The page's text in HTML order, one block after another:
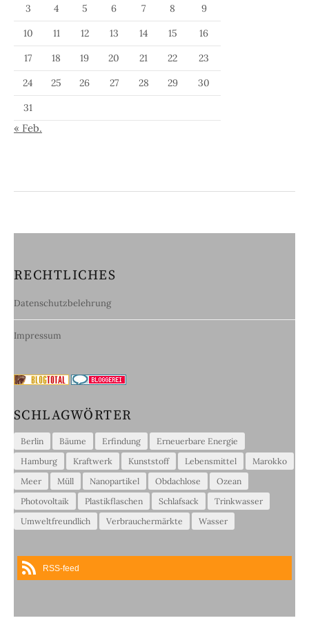
3
4 5 6 7 8
9
10
11 12 13 14 15
16
17
18 19 20 21 22
23
24
25 26 27 28 29
30
31
« Feb.
RECHTLICHES
Datenschutzbelehrung
Impressum
SCHLAGWÖRTER
Berlin Bäume Erfindung
Erneuerbare Energie
Hamburg
Kraftwerk Kunststoff Lebensmittel
Marokko
Meer
Müll Nanopartikel Obdachlose
Ozean
Photovoltaik
Plastikflaschen Schlafsack
Trinkwasser
Umweltfreundlich
Verbrauchermärkte Wasser
RSS-feed